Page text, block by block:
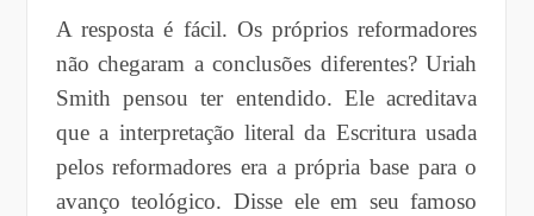
A resposta é fácil. Os próprios reformadores
não chegaram a conclusões diferentes? Uriah
Smith pensou ter entendido. Ele acreditava
que a interpretação literal da Escritura usada
pelos reformadores era a própria base para o
avanço teológico. Disse ele em seu famoso